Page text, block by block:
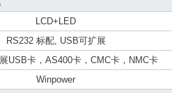
LCD+LED
RS232 标配, USB可扩展
USB卡，AS400卡，CMC卡，NMC卡
Winpower